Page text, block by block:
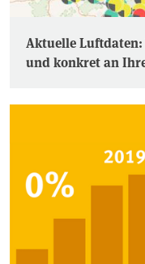
Aktuelle
und konkret an